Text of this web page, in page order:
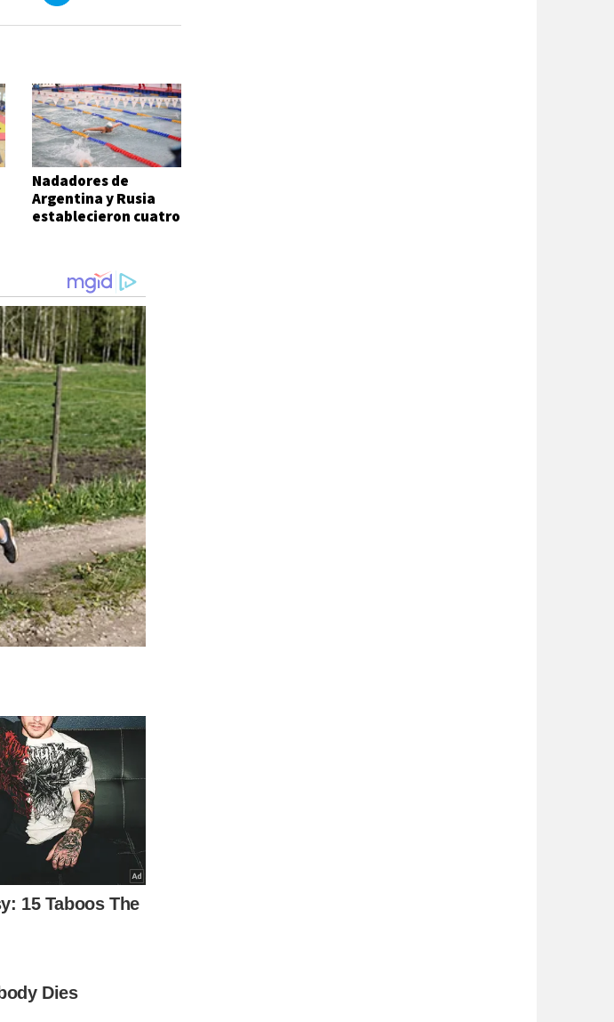
Nadadores de
Argentina y Rusia
establecieron cuatro